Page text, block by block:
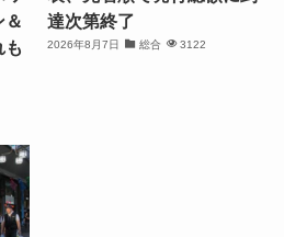
＆
も
達次第終了
2026年8月7日 総合 3122